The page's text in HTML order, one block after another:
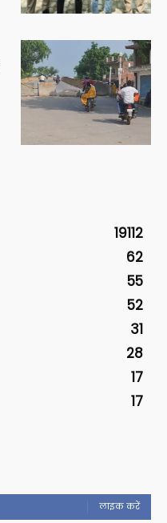
19112
62
55
52
31
28
17
17
लाइक करें